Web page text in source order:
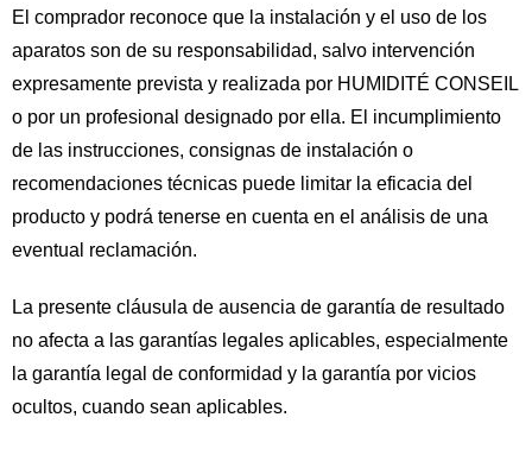
El comprador reconoce que la instalación y el uso de los
aparatos son de su responsabilidad, salvo intervención
expresamente prevista y realizada por HUMIDITÉ CONSEIL
o por un profesional designado por ella. El incumplimiento
de las instrucciones, consignas de instalación o
recomendaciones técnicas puede limitar la eficacia del
producto y podrá tenerse en cuenta en el análisis de una
eventual reclamación.
La presente cláusula de ausencia de garantía de resultado
no afecta a las garantías legales aplicables, especialmente
la garantía legal de conformidad y la garantía por vicios
ocultos, cuando sean aplicables.